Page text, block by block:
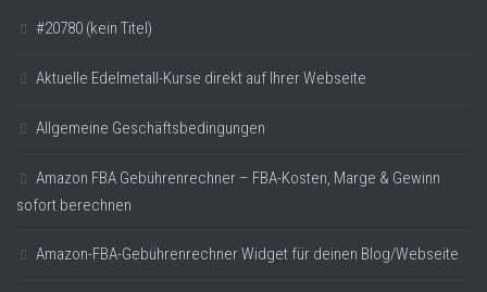
#20780 (kein Titel)
Aktuelle Edelmetall-Kurse direkt auf Ihrer Webseite
Allgemeine Geschäftsbedingungen
Amazon FBA Gebührenrechner – FBA-Kosten, Marge & Gewinn
sofort berechnen
Amazon-FBA-Gebührenrechner Widget für deinen Blog/Webseite